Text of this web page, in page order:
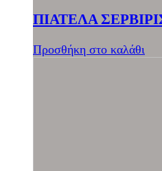
ΠΙΑΤΕΛΑ
Προσθήκη στο καλάθι